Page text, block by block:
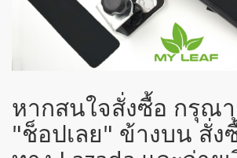
หากสนใจสั่งซื้อ กรุณ
"ช็อปเลย" ข้างบน สั่ง